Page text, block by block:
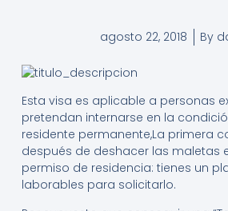
agosto 22, 2018 By
Esta visa es aplicable a personas
pretendan internarse en la
residente permanente,La primera
después de deshacer las maletas
permiso de residencia: tienes un
laborables para solicitarlo.